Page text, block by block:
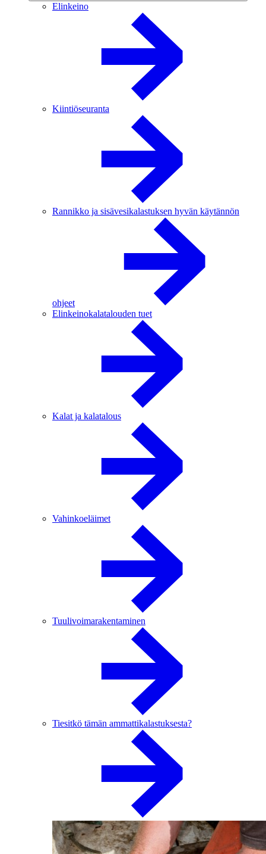
Elinkeino
Kiintiöseuranta
Rannikko ja sisävesikalastuksen hyvän käytännön
ohjeet
Elinkeinokalatalouden tuet
Kalat ja kalatalous
Vahinkoeläimet
Tuulivoimarakentaminen
Tiesitkö tämän ammattikalastuksesta?